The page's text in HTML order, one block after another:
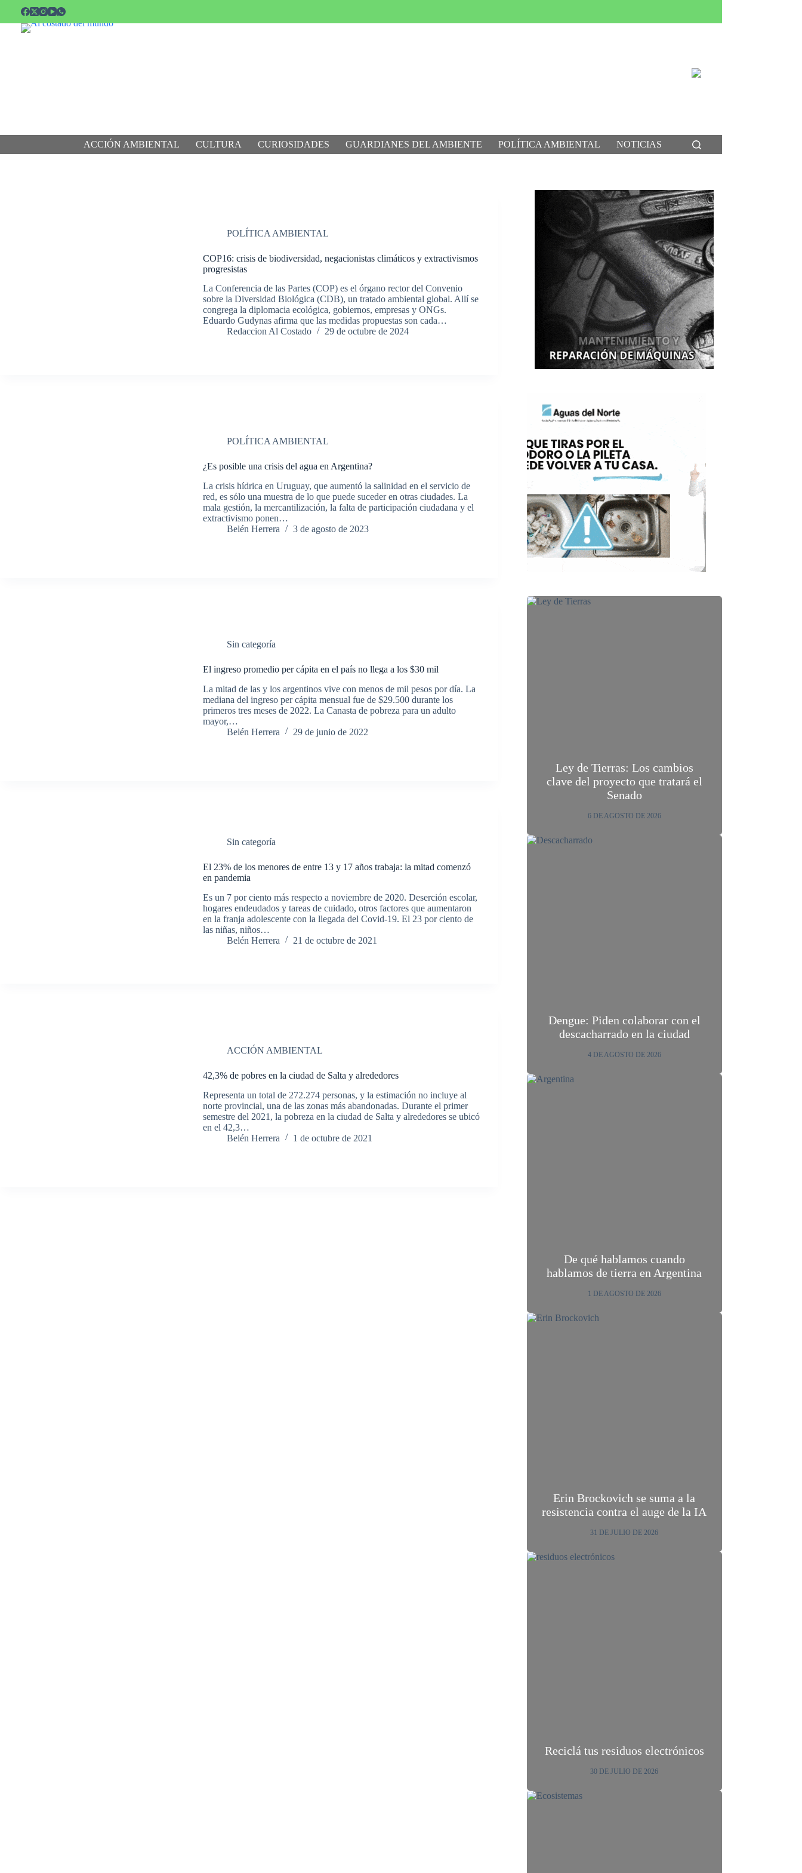
contenido
ACCIÓN AMBIENTAL CULTURA CURIOSIDADES GUARDIANES DEL AMBIENTE POLÍTICA AMBIENTAL NOTICIAS
POLÍTICA AMBIENTAL
COP16: crisis de biodiversidad, negacionistas climáticos y extractivismos
progresistas
La Conferencia de las Partes (COP) es el órgano rector del Convenio
sobre la Diversidad Biológica (CDB), un tratado ambiental global. Allí se
congrega la diplomacia ecológica, gobiernos, empresas y ONGs.
Eduardo Gudynas afirma que las medidas propuestas son cada…
Redaccion Al Costado
29 de octubre de 2024
POLÍTICA AMBIENTAL
¿Es posible una crisis del agua en Argentina?
La crisis hídrica en Uruguay, que aumentó la salinidad en el servicio de
red, es sólo una muestra de lo que puede suceder en otras ciudades. La
mala gestión, la mercantilización, la falta de participación ciudadana y el
extractivismo ponen…
Belén Herrera
3 de agosto de 2023
Sin categoría
El ingreso promedio per cápita en el país no llega a los $30 mil
La mitad de las y los argentinos vive con menos de mil pesos por día. La
mediana del ingreso per cápita mensual fue de $29.500 durante los
primeros tres meses de 2022. La Canasta de pobreza para un adulto
mayor,…
Belén Herrera
29 de junio de 2022
Sin categoría
El 23% de los menores de entre 13 y 17 años trabaja: la mitad comenzó
en pandemia
Es un 7 por ciento más respecto a noviembre de 2020. Deserción escolar,
hogares endeudados y tareas de cuidado, otros factores que aumentaron
en la franja adolescente con la llegada del Covid-19. El 23 por ciento de
las niñas, niños…
Belén Herrera
21 de octubre de 2021
ACCIÓN AMBIENTAL
42,3% de pobres en la ciudad de Salta y alrededores
Representa un total de 272.274 personas, y la estimación no incluye al
norte provincial, una de las zonas más abandonadas. Durante el primer
semestre del 2021, la pobreza en la ciudad de Salta y alrededores se ubicó
en el 42,3…
Belén Herrera
1 de octubre de 2021
Ley de Tierras: Los cambios
clave del proyecto que tratará el
Senado
6 DE AGOSTO DE 2026
Dengue: Piden colaborar con el
descacharrado en la ciudad
4 DE AGOSTO DE 2026
De qué hablamos cuando
hablamos de tierra en Argentina
1 DE AGOSTO DE 2026
Erin Brockovich se suma a la
resistencia contra el auge de la IA
31 DE JULIO DE 2026
Reciclá tus residuos electrónicos
30 DE JULIO DE 2026